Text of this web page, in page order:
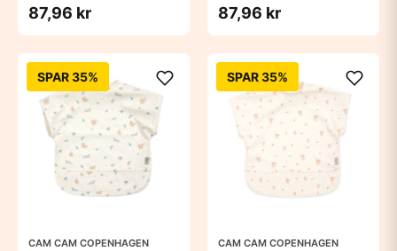
87,96 kr 87,96 kr
SPAR 35%
CAM CAM COPENHAGEN
SPAR 35%
CAM CAM COPENHAGEN